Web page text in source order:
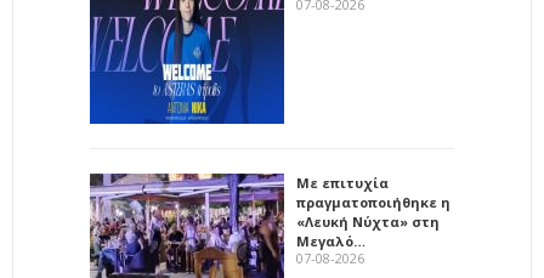
07-08-2026
Με επιτυχία
πραγματοποιήθηκε η
«Λευκή Νύχτα» στη
Μεγαλό…
07-08-2026